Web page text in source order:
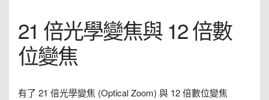
21 倍光學變焦與 12 倍數
位變焦
有了 21 倍光學變焦 (Optical Zoom) 與 12 倍數位變焦